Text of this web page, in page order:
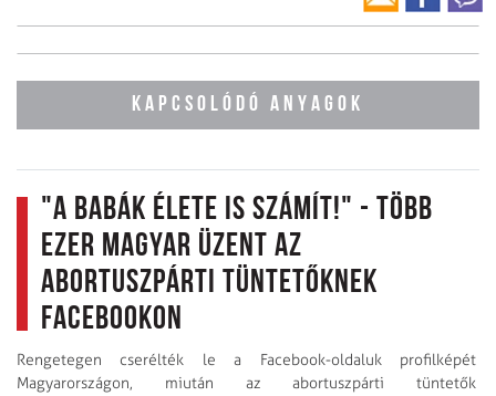
KAPCSOLÓDÓ ANYAGOK
"A babák élete is számít!" - több
ezer magyar üzent az
abortuszpárti tüntetőknek
Facebookon
Rengetegen cserélték le a Facebook-oldaluk profilképét
Magyarországon, miután az abortuszpárti tüntetők